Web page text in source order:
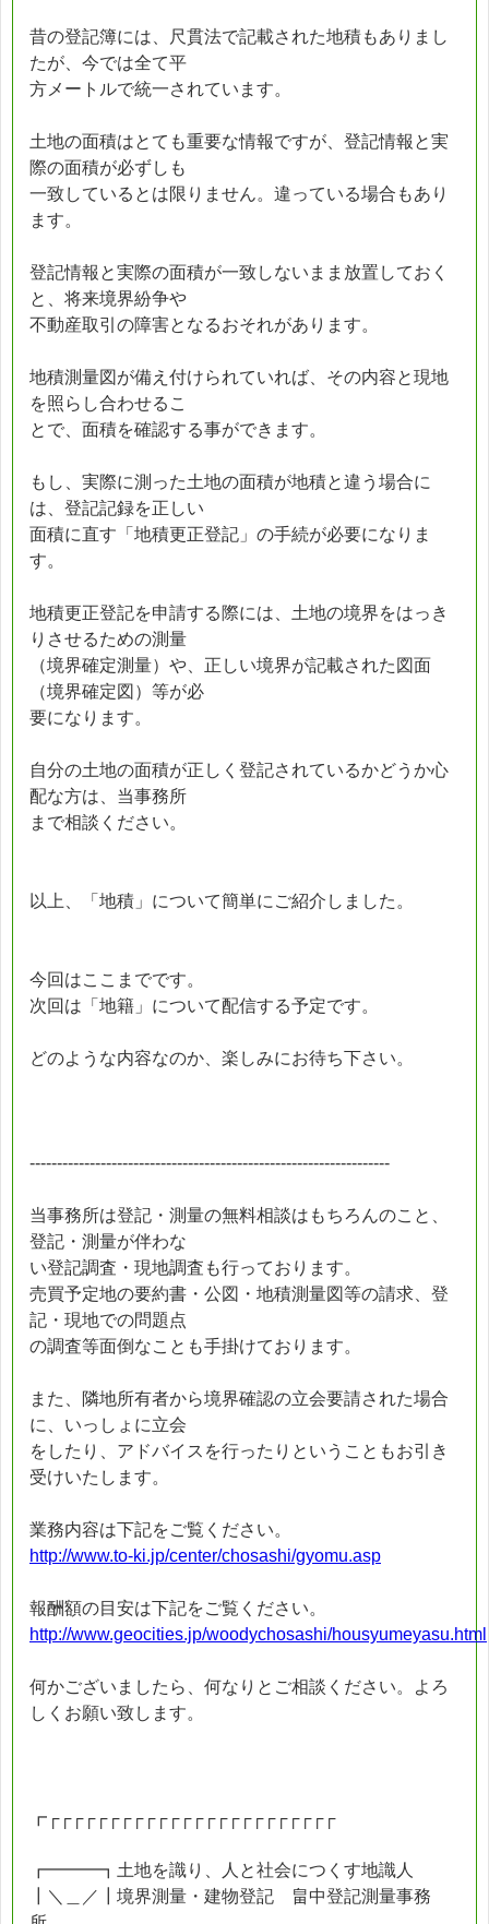
昔の登記簿には、尺貫法で記載された地積もありまし
たが、今では全て平
方メートルで統一されています。
土地の面積はとても重要な情報ですが、登記情報と実
際の面積が必ずしも
一致しているとは限りません。違っている場合もあり
ます。
登記情報と実際の面積が一致しないまま放置しておく
と、将来境界紛争や
不動産取引の障害となるおそれがあります。
地積測量図が備え付けられていれば、その内容と現地
を照らし合わせるこ
とで、面積を確認する事ができます。
もし、実際に測った土地の面積が地積と違う場合に
は、登記記録を正しい
面積に直す「地積更正登記」の手続が必要になりま
す。
地積更正登記を申請する際には、土地の境界をはっき
りさせるための測量
（境界確定測量）や、正しい境界が記載された図面
（境界確定図）等が必
要になります。
自分の土地の面積が正しく登記されているかどうか心
配な方は、当事務所
まで相談ください。
以上、「地積」について簡単にご紹介しました。
今回はここまでです。
次回は「地籍」について配信する予定です。
どのような内容なのか、楽しみにお待ち下さい。
------------------------------------------------------------------
当事務所は登記・測量の無料相談はもちろんのこと、
登記・測量が伴わな
い登記調査・現地調査も行っております。
売買予定地の要約書・公図・地積測量図等の請求、登
記・現地での問題点
の調査等面倒なことも手掛けております。
また、隣地所有者から境界確認の立会要請された場合
に、いっしょに立会
をしたり、アドバイスを行ったりということもお引き
受けいたします。
業務内容は下記をご覧ください。
http://www.to-ki.jp/center/chosashi/gyomu.asp
報酬額の目安は下記をご覧ください。
http://www.geocities.jp/woodychosashi/housyumeyasu.html
何かございましたら、何なりとご相談ください。よろ
しくお願い致します。
┏┌┌┌┌┌┌┌┌┌┌┌┌┌┌┌┌┌┌┌┌┌┌┌┌
┏━━━┓土地を識り、人と社会につくす地識人
┃＼＿／┃境界測量・建物登記 畠中登記測量事務